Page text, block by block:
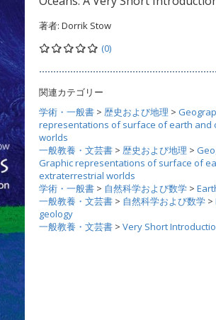
著者: Dorrik Stow
(0)
関連カテゴリー
学術・一般書 > 歴史および地理 >
representations of surface of earth and
worlds
一般教養・文芸書 > 歴史および地理 >
Graphic representations of surface of
extraterrestrial worlds
学術・一般書 > 自然科学および数学 >
一般教養・文芸書 > 自然科学および数学 >
geology
一般教養・文芸書 > Very Short